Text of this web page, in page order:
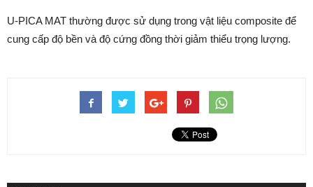
U-PICA MAT thường được sử dụng trong vật liệu composite để
cung cấp độ bền và độ cứng đồng thời giảm thiểu trọng lượng.